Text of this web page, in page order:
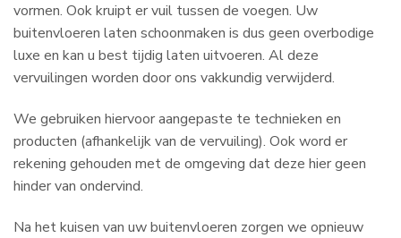
vormen. Ook kruipt er vuil tussen de voegen. Uw
buitenvloeren laten schoonmaken is dus geen overbodige
luxe en kan u best tijdig laten uitvoeren. Al deze
vervuilingen worden door ons vakkundig verwijderd.
We gebruiken hiervoor aangepaste te technieken en
producten (afhankelijk van de vervuiling). Ook word er
rekening gehouden met de omgeving dat deze hier geen
hinder van ondervind.
Na het kuisen van uw buitenvloeren zorgen we opnieuw